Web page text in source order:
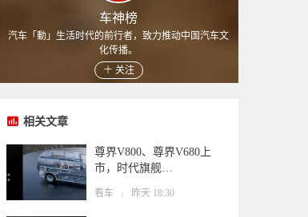
车神榜
汽车「動」生活时代的前行者，致力推动中国汽车文
化传播。
关注
相关文章
尊界V800、尊界V680上
市，时代旗舰…
看车 昨天 18:30